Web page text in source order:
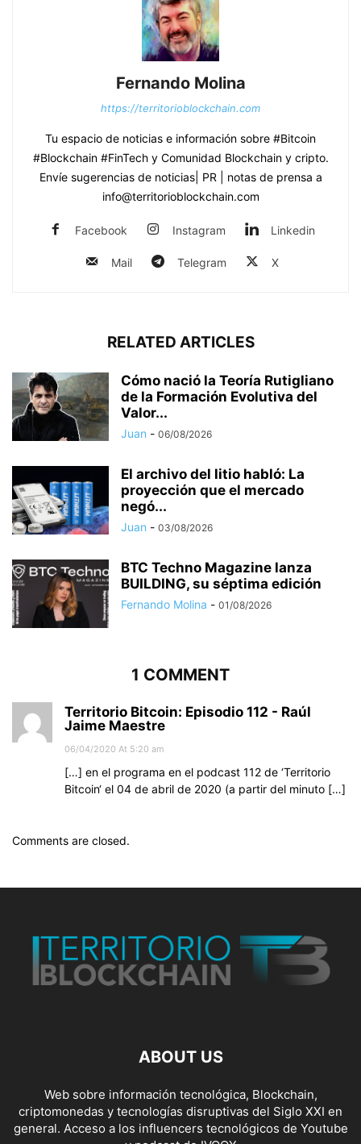
Fernando Molina
https://territorioblockchain.com
Tu espacio de noticias e información sobre #Bitcoin
#Blockchain #FinTech y Comunidad Blockchain y cripto.
Envíe sugerencias de noticias| PR | notas de prensa a
info@territorioblockchain.com
Facebook Instagram Linkedin
Mail Telegram X
RELATED ARTICLES
Cómo nació la Teoría Rutigliano
de la Formación Evolutiva del
Valor...
Juan - 06/08/2026
El archivo del litio habló: La
proyección que el mercado
negó...
Juan - 03/08/2026
BTC Techno Magazine lanza
BUILDING, su séptima edición
Fernando Molina - 01/08/2026
1 COMMENT
Territorio Bitcoin: Episodio 112 - Raúl
Jaime Maestre
06/04/2020 At 5:20 am
[…] en el programa en el podcast 112 de ‘Territorio
Bitcoin‘ el 04 de abril de 2020 (a partir del minuto […]
Comments are closed.
ABOUT US
Web sobre información tecnológica, Blockchain,
criptomonedas y tecnologías disruptivas del Siglo XXI en
general. Acceso a los influencers tecnológicos de Youtube